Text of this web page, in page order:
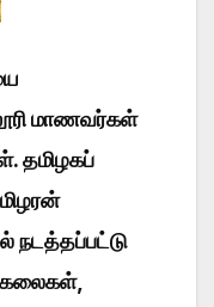
மாணவர்கள்
தமிழகப்
நடத்தப்பட்டு